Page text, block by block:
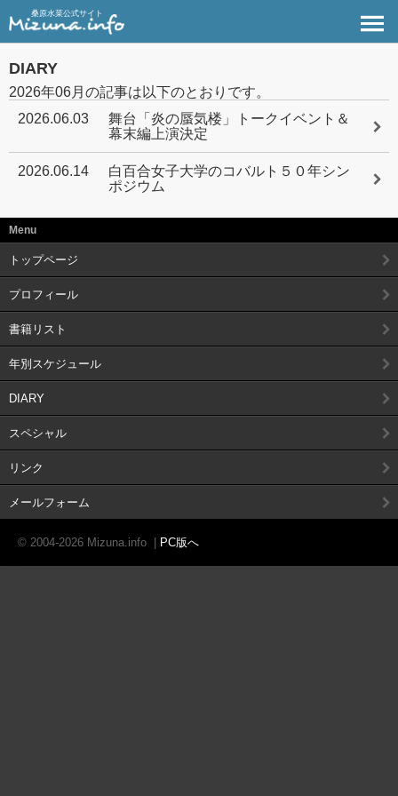
桑原水菜公式サイト
DIARY
2026年06月の記事は以下のとおりです。
2026.06.03
舞台「炎の蜃気楼」トークイベント＆
幕末編上演決定
2026.06.14
白百合女子大学のコバルト５０年シン
ポジウム
Menu
トップページ
プロフィール
書籍リスト
年別スケジュール
DIARY
スペシャル
リンク
メールフォーム
© 2004-2026 Mizuna.info PC版へ